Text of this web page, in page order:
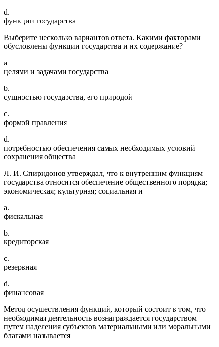
d.
функции государства
Выберите несколько вариантов ответа. Какими факторами
обусловлены функции государства и их содержание?
a.
целями и задачами государства
b.
сущностью государства, его природой
c.
формой правления
d.
потребностью обеспечения самых необходимых условий
сохранения общества
Л. И. Спиридонов утверждал, что к внутренним функциям
государства относится обеспечение общественного порядка;
экономическая; культурная; социальная и
a.
фискальная
b.
кредиторская
c.
резервная
d.
финансовая
Метод осуществления функций, который состоит в том, что
необходимая деятельность вознаграждается государством
путем наделения субъектов материальными или моральными
благами называется